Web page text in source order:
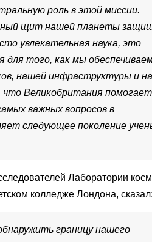
роль в этой миссии.
щит нашей планеты
увлекательная наука, это
для того, как мы
нашей инфраструктуры и
Великобритания помогает
важных вопросов в
следующее поколение
Лаборатории
колледже Лондона, сказал:
границу нашего